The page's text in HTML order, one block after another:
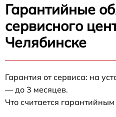
Гарантийные
сервисного
Челябинске
Гарантия от сервиса: на
— до 3 месяцев.
Что считается